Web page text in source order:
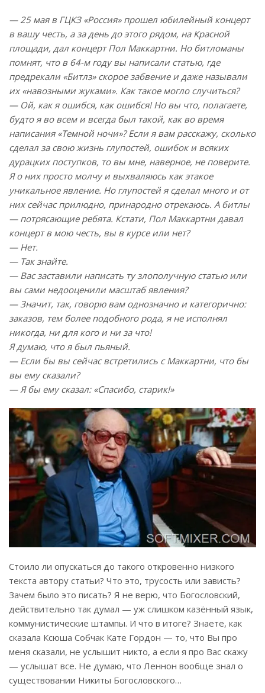
— 25 мая в ГЦКЗ «Россия» прошел юбилейный концерт
в вашу честь, а за день до этого рядом, на Красной
площади, дал концерт Пол Маккартни. Но битломаны
помнят, что в 64-м году вы написали статью, где
предрекали «Битлз» скорое забвение и даже называли
их «навозными жуками». Как такое могло случиться?
— Ой, как я ошибся, как ошибся! Но вы что, полагаете,
будто я во всем и всегда был такой, как во время
написания «Темной ночи»? Если я вам расскажу, сколько
сделал за свою жизнь глупостей, ошибок и всяких
дурацких поступков, то вы мне, наверное, не поверите.
Я о них просто молчу и выхваляюсь как этакое
уникальное явление. Но глупостей я сделал много и от
них сейчас прилюдно, принародно отрекаюсь. А битлы
— потрясающие ребята. Кстати, Пол Маккартни давал
концерт в мою честь, вы в курсе или нет?
— Нет.
— Так знайте.
— Вас заставили написать ту злополучную статью или
вы сами недооценили масштаб явления?
— Значит, так, говорю вам однозначно и категорично:
заказов, тем более подобного рода, я не исполнял
никогда, ни для кого и ни за что!
Я думаю, что я был пьяный.
— Если бы вы сейчас встретились с Маккартни, что бы
вы ему сказали?
— Я бы ему сказал: «Спасибо, старик!»
Стоило ли опускаться до такого откровенно низкого
текста автору статьи? Что это, трусость или зависть?
Зачем было это писать? Я не верю, что Богословский,
действительно так думал — уж слишком казённый язык,
коммунистические штампы. И что в итоге? Знаете, как
сказала Ксюша Собчак Кате Гордон — то, что Вы про
меня сказали, не услышит никто, а если я про Вас скажу
— услышат все. Не думаю, что Леннон вообще знал о
существовании Никиты Богословского…